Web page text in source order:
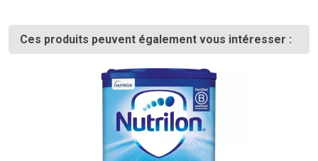
Ces produits peuvent également vous intéresser :